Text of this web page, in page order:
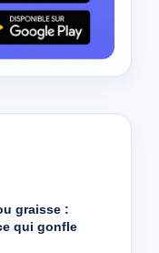
graisse :
qui gonfle